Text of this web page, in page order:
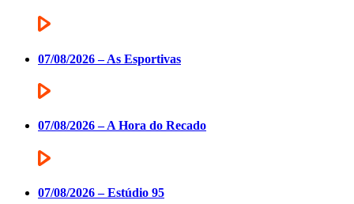
07/08/2026 – As Esportivas
07/08/2026 – A Hora do Recado
07/08/2026 – Estúdio 95